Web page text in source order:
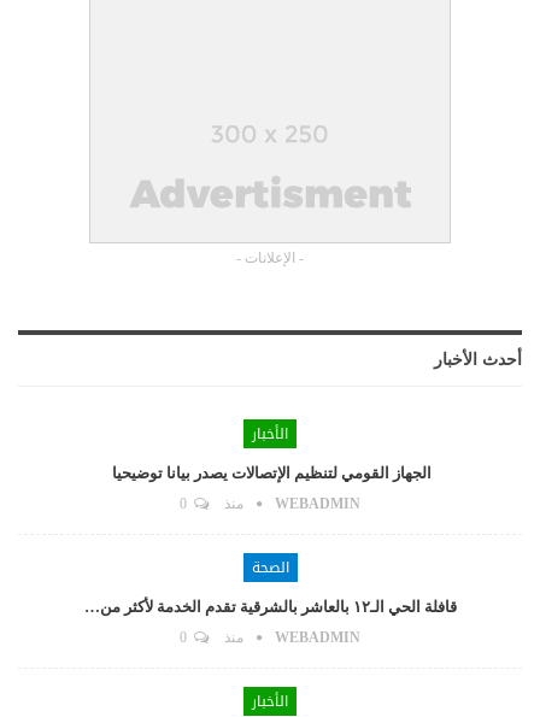
- الإعلانات -
أحدث الأخبار
الأخبار
الجهاز القومي لتنظيم الإتصالات يصدر بيانا توضيحيا
WEBADMIN منذ
الصحة
قافلة الحي الـ١٢ بالعاشر بالشرقية تقدم الخدمة لأكثر من…
WEBADMIN منذ
الأخبار